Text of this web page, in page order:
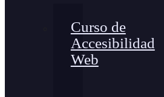
Curso de
Accesibilidad
Web